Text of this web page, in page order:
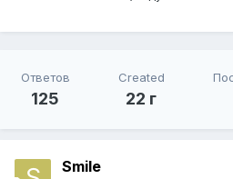
Ответов
125
Created
22 г
Smile